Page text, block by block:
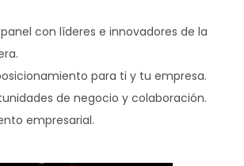
con líderes e innovadores de la
para ti y tu empresa.
de negocio y colaboración.
empresarial.